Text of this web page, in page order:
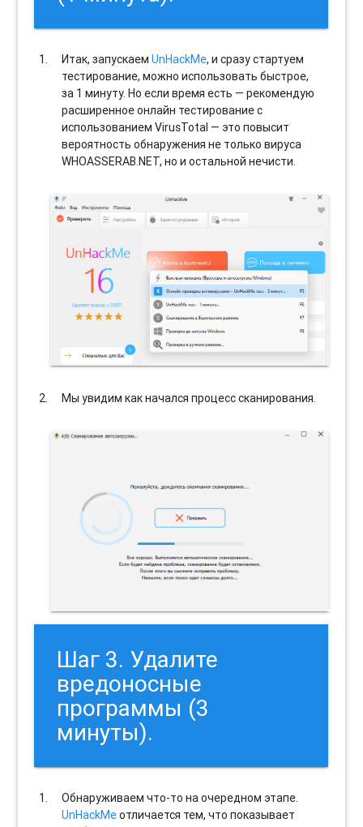
Итак, запускаемUnHackMe, и сразу стартуем
тестирование, можно использовать быстрое,
за 1 минуту. Но если время есть — рекомендую
расширенное онлайн тестирование с
использованием VirusTotal — это повысит
вероятность обнаружения не только вируса
WHOASSERAB.NET, но и остальной нечисти.
Мы увидим как начался процесс сканирования.
Шаг 3. Удалите
вредоносные
программы (3
минуты).
Обнаруживаем что-то на очередном этапе.
UnHackMeотличается тем, что показывает